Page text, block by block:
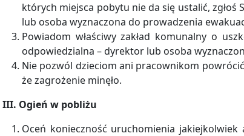
których miejsca pobytu nie da się ustalić,
lub osoba wyznaczona do prowadzenia
Powiadom właściwy zakład komunalny o
odpowiedzialna – dyrektor lub osoba
Nie pozwól dzieciom ani pracownikom
że zagrożenie minęło.
III. Ogień w pobliżu
Oceń konieczność uruchomienia